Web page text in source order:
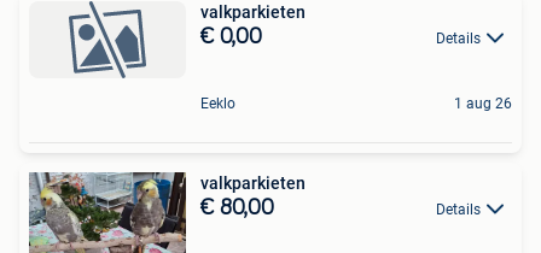
valkparkieten
€ 0,00 Details
Eeklo 1 aug 26
valkparkieten
€ 80,00 Details